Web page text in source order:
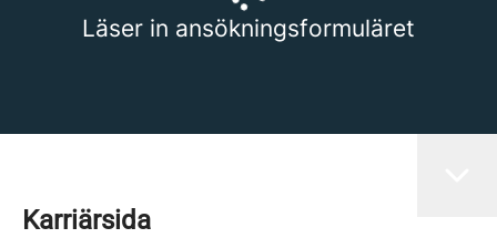
Läser in ansökningsformuläret
Karriärsida